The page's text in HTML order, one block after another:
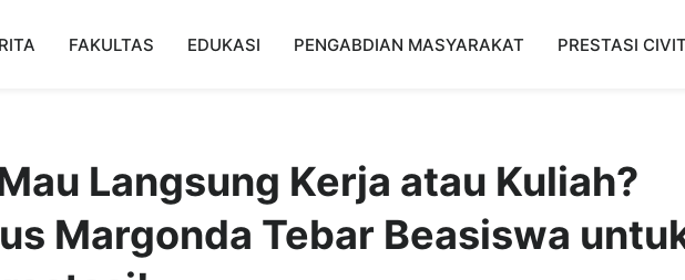
FAKULTAS EDUKASI PENGABDIAN MASYARAKAT PRESTASI
Langsung Kerja atau Kuliah?
Margonda Tebar Beasiswa